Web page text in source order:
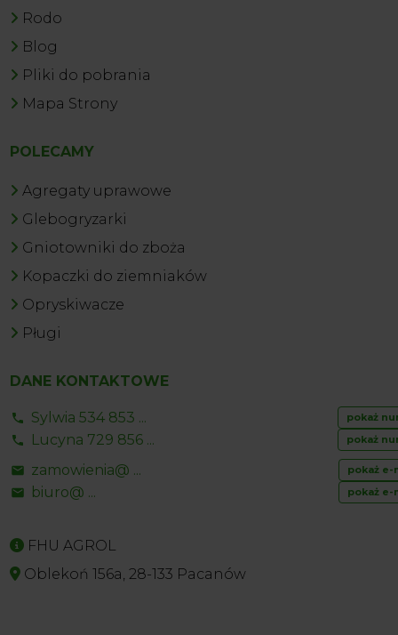
Rodo
Blog
Pliki do pobrania
Mapa Strony
POLECAMY
Agregaty uprawowe
Glebogryzarki
Gniotowniki do zboża
Kopaczki do ziemniaków
Opryskiwacze
Pługi
DANE KONTAKTOWE
Sylwia 534 853 ... pokaż
Lucyna 729 856 ... pokaż
zamowienia@ ... pokaż e-
biuro@ ... pokaż e-
FHU AGROL
Oblekoń 156a, 28-133 Pacanów